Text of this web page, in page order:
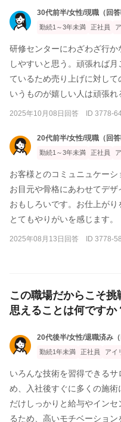
30代前半/女性/現職（回答
勤続1～3年未満
正社員
研修センターにわざわざ行
しやすいと思う。頑張れば
ているため売り上げに対し
いうものが嬉しい人は頑張れ
2025年10月08日回答 ID 3778-
20代前半/女性/現職（回答
勤続1～3年未満
正社員
お客様とのコミュニュケーシ
お目元や骨格にあわせてデ
おもしろいです。お仕上が
とてもやりがいを感じます。
2025年08月13日回答 ID 3778-
この職場だからこそ
思えることは何ですか
20代後半/女性/退職済み（
勤続1年未満 正社員 アイ
いろんな技術を習得できる
め、入社後すぐに多くの施
だけしっかりと給与やイン
るため、高いモチベーショ